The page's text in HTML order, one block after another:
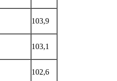
103,9
103,1
102,6